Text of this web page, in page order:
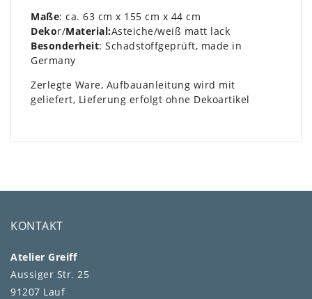
Maße: ca. 63 cm x 155 cm x 44 cm
Dekor/Material:Asteiche/weiß matt lack
Besonderheit: Schadstoffgeprüft, made in
Germany
Zerlegte Ware, Aufbauanleitung wird mit
geliefert, Lieferung erfolgt ohne Dekoartikel
KONTAKT
Atelier Greiff
Aussiger Str. 25
91207 Lauf